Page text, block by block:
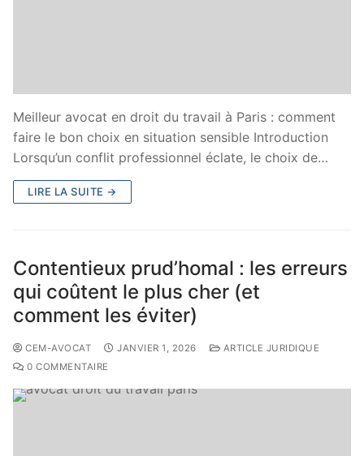
Meilleur avocat en droit du travail à Paris : comment
faire le bon choix en situation sensible Introduction
Lorsqu’un conflit professionnel éclate, le choix de…
LIRE LA SUITE →
Contentieux prud’homal : les erreurs
qui coûtent le plus cher (et
comment les éviter)
CEM-AVOCAT JANVIER 1, 2026
ARTICLE JURIDIQUE
0 COMMENTAIRE